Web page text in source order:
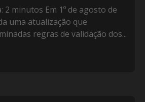
2 minutos Em 1º de agosto de
uma atualização que
regras de validação dos...